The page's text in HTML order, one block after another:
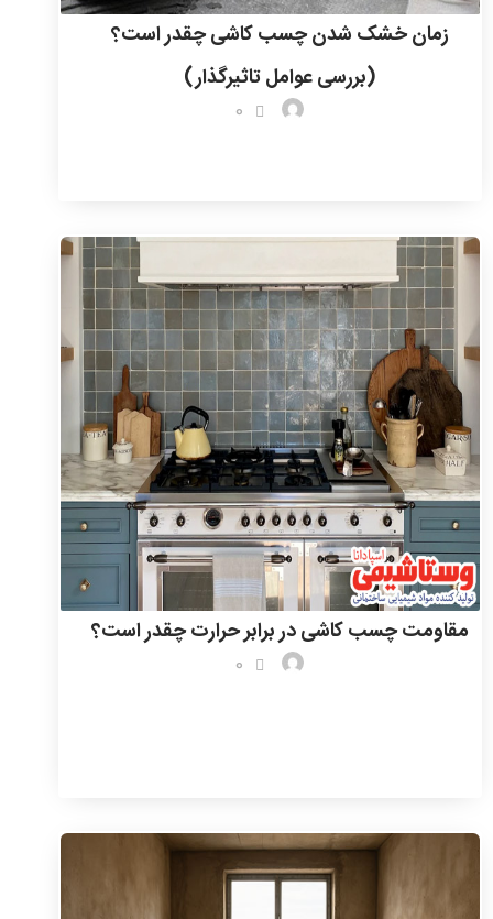
زمان خشک شدن چسب کاشی چقدر است؟
(بررسی عوامل تاثیرگذار)
0
مقاومت چسب کاشی در برابر حرارت چقدر است؟
0